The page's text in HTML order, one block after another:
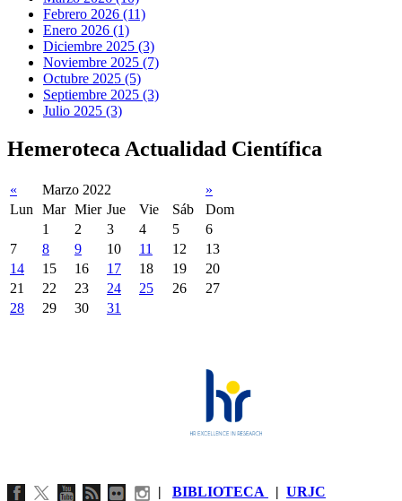
Febrero 2026 (11)
Enero 2026 (1)
Diciembre 2025 (3)
Noviembre 2025 (7)
Octubre 2025 (5)
Septiembre 2025 (3)
Julio 2025 (3)
Hemeroteca Actualidad Científica
« Marzo 2022
»
Lun
Mar Mier Jue Vie Sáb
Dom
1
2 3 4 5
6
7
8 9 10 11 12
13
14
15 16 17 18 19
20
21
22 23 24 25 26
27
28
29 30 31
| BIBLIOTECA | URJC